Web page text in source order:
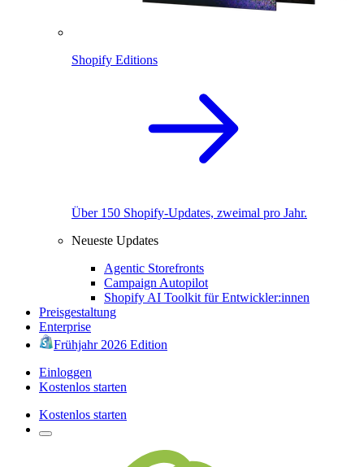
Shopify Editions
Über 150 Shopify-Updates, zweimal pro Jahr.
Neueste Updates
Agentic Storefronts
Campaign Autopilot
Shopify AI Toolkit für Entwickler:innen
Preisgestaltung
Enterprise
Frühjahr 2026 Edition
Einloggen
Kostenlos starten
Kostenlos starten